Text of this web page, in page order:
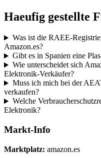
Haeufig gestellte
Was ist die RAEE-
Amazon.es?
Gibt es in Spanien eine
Wie unterscheidet sich
Elektronik-Verkäufer?
Muss ich mich bei der
verkaufen?
Welche
Elektronik?
Markt-Info
Marktplatz: amazon.es